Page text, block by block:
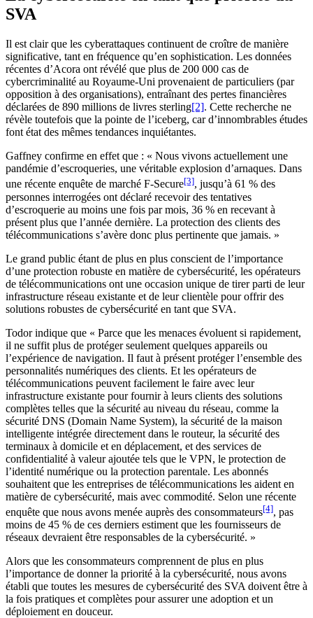
SVA
Il est clair que les cyberattaques continuent de croître de manière
significative, tant en fréquence qu’en sophistication. Les données
récentes d’Acora ont révélé que plus de 200 000 cas de
cybercriminalité au Royaume-Uni provenaient de particuliers (par
opposition à des organisations), entraînant des pertes financières
déclarées de 890 millions de livres sterling[2]. Cette recherche ne
révèle toutefois que la pointe de l’iceberg, car d’innombrables études
font état des mêmes tendances inquiétantes.
Gaffney confirme en effet que : « Nous vivons actuellement une
pandémie d’escroqueries, une véritable explosion d’arnaques. Dans
une récente enquête de marché F-Secure[3], jusqu’à 61 % des
personnes interrogées ont déclaré recevoir des tentatives
d’escroquerie au moins une fois par mois, 36 % en recevant à
présent plus que l’année dernière. La protection des clients des
télécommunications s’avère donc plus pertinente que jamais. »
Le grand public étant de plus en plus conscient de l’importance
d’une protection robuste en matière de cybersécurité, les opérateurs
de télécommunications ont une occasion unique de tirer parti de leur
infrastructure réseau existante et de leur clientèle pour offrir des
solutions robustes de cybersécurité en tant que SVA.
Todor indique que « Parce que les menaces évoluent si rapidement,
il ne suffit plus de protéger seulement quelques appareils ou
l’expérience de navigation. Il faut à présent protéger l’ensemble des
personnalités numériques des clients. Et les opérateurs de
télécommunications peuvent facilement le faire avec leur
infrastructure existante pour fournir à leurs clients des solutions
complètes telles que la sécurité au niveau du réseau, comme la
sécurité DNS (Domain Name System), la sécurité de la maison
intelligente intégrée directement dans le routeur, la sécurité des
terminaux à domicile et en déplacement, et des services de
confidentialité à valeur ajoutée tels que le VPN, le protection de
l’identité numérique ou la protection parentale. Les abonnés
souhaitent que les entreprises de télécommunications les aident en
matière de cybersécurité, mais avec commodité. Selon une récente
enquête que nous avons menée auprès des consommateurs[4], pas
moins de 45 % de ces derniers estiment que les fournisseurs de
réseaux devraient être responsables de la cybersécurité. »
Alors que les consommateurs comprennent de plus en plus
l’importance de donner la priorité à la cybersécurité, nous avons
établi que toutes les mesures de cybersécurité des SVA doivent être à
la fois pratiques et complètes pour assurer une adoption et un
déploiement en douceur.